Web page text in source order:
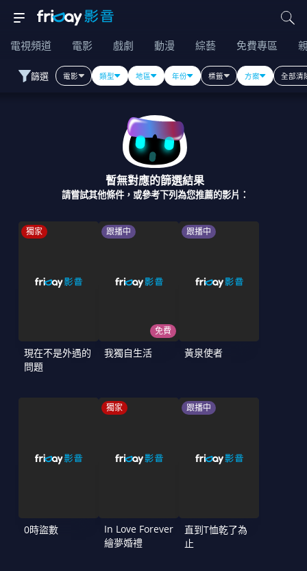
電視頻道 電影 戲劇 動漫 綜藝 免費專區
篩選 電影 類型 地區 年份 標籤 方案 全部清
暫無對應的篩選結果
請嘗試其他條件，或參考下列為您推薦的影片：
獨家
現在不是外遇的
問題
跟播中
免費
我獨自生活
跟播中
黃泉使者
0時盜數
獨家
In Love Forever
繪夢婚禮
跟播中
直到T恤乾了為
止